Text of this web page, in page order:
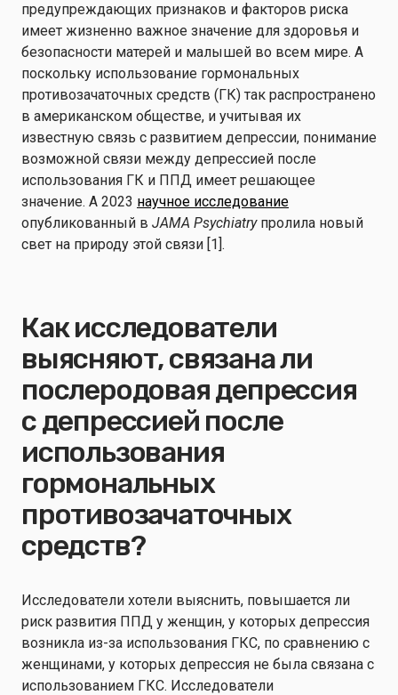
предупреждающих признаков и факторов риска
имеет жизненно важное значение для здоровья и
безопасности матерей и малышей во всем мире. А
поскольку использование гормональных
противозачаточных средств (ГК) так распространено
в американском обществе, и учитывая их
известную связь с развитием депрессии, понимание
возможной связи между депрессией после
использования ГК и ППД имеет решающее
значение. A 2023 научное исследование
опубликованный в JAMA Psychiatryпролила новый
свет на природу этой связи [1].
Как исследователи
выясняют, связана ли
послеродовая депрессия
с депрессией после
использования
гормональных
противозачаточных
средств?
Исследователи хотели выяснить, повышается ли
риск развития ППД у женщин, у которых депрессия
возникла из-за использования ГКС, по сравнению с
женщинами, у которых депрессия не была связана с
использованием ГКС. Исследователи